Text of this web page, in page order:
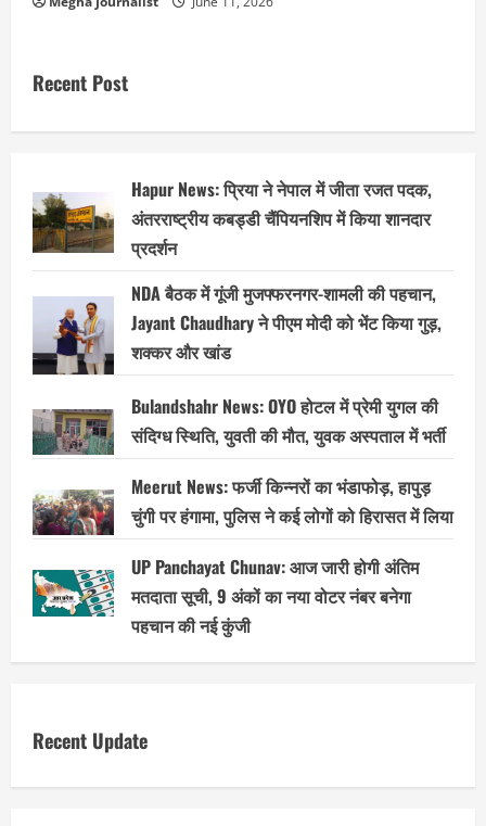
Recent Post
Hapur News: प्रिया ने नेपाल में जीता रजत पदक,
अंतरराष्ट्रीय कबड्डी चैंपियनशिप में किया शानदार
प्रदर्शन
NDA बैठक में गूंजी मुजफ्फरनगर-शामली की पहचान,
Jayant Chaudhary ने पीएम मोदी को भेंट किया गुड़,
शक्कर और खांड
Bulandshahr News: OYO होटल में प्रेमी युगल की
संदिग्ध स्थिति, युवती की मौत, युवक अस्पताल में भर्ती
Meerut News: फर्जी किन्नरों का भंडाफोड़, हापुड़
चुंगी पर हंगामा, पुलिस ने कई लोगों को हिरासत में लिया
UP Panchayat Chunav: आज जारी होगी अंतिम
मतदाता सूची, 9 अंकों का नया वोटर नंबर बनेगा
पहचान की नई कुंजी
Recent Update